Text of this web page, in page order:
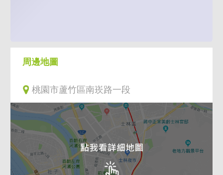
周邊地圖
桃園市蘆竹區南崁路一段